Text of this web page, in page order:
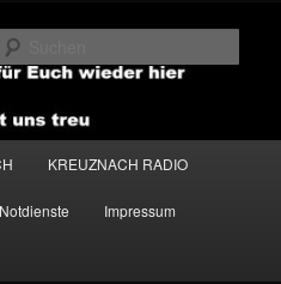
KREUZNACH RADIO
Impressum